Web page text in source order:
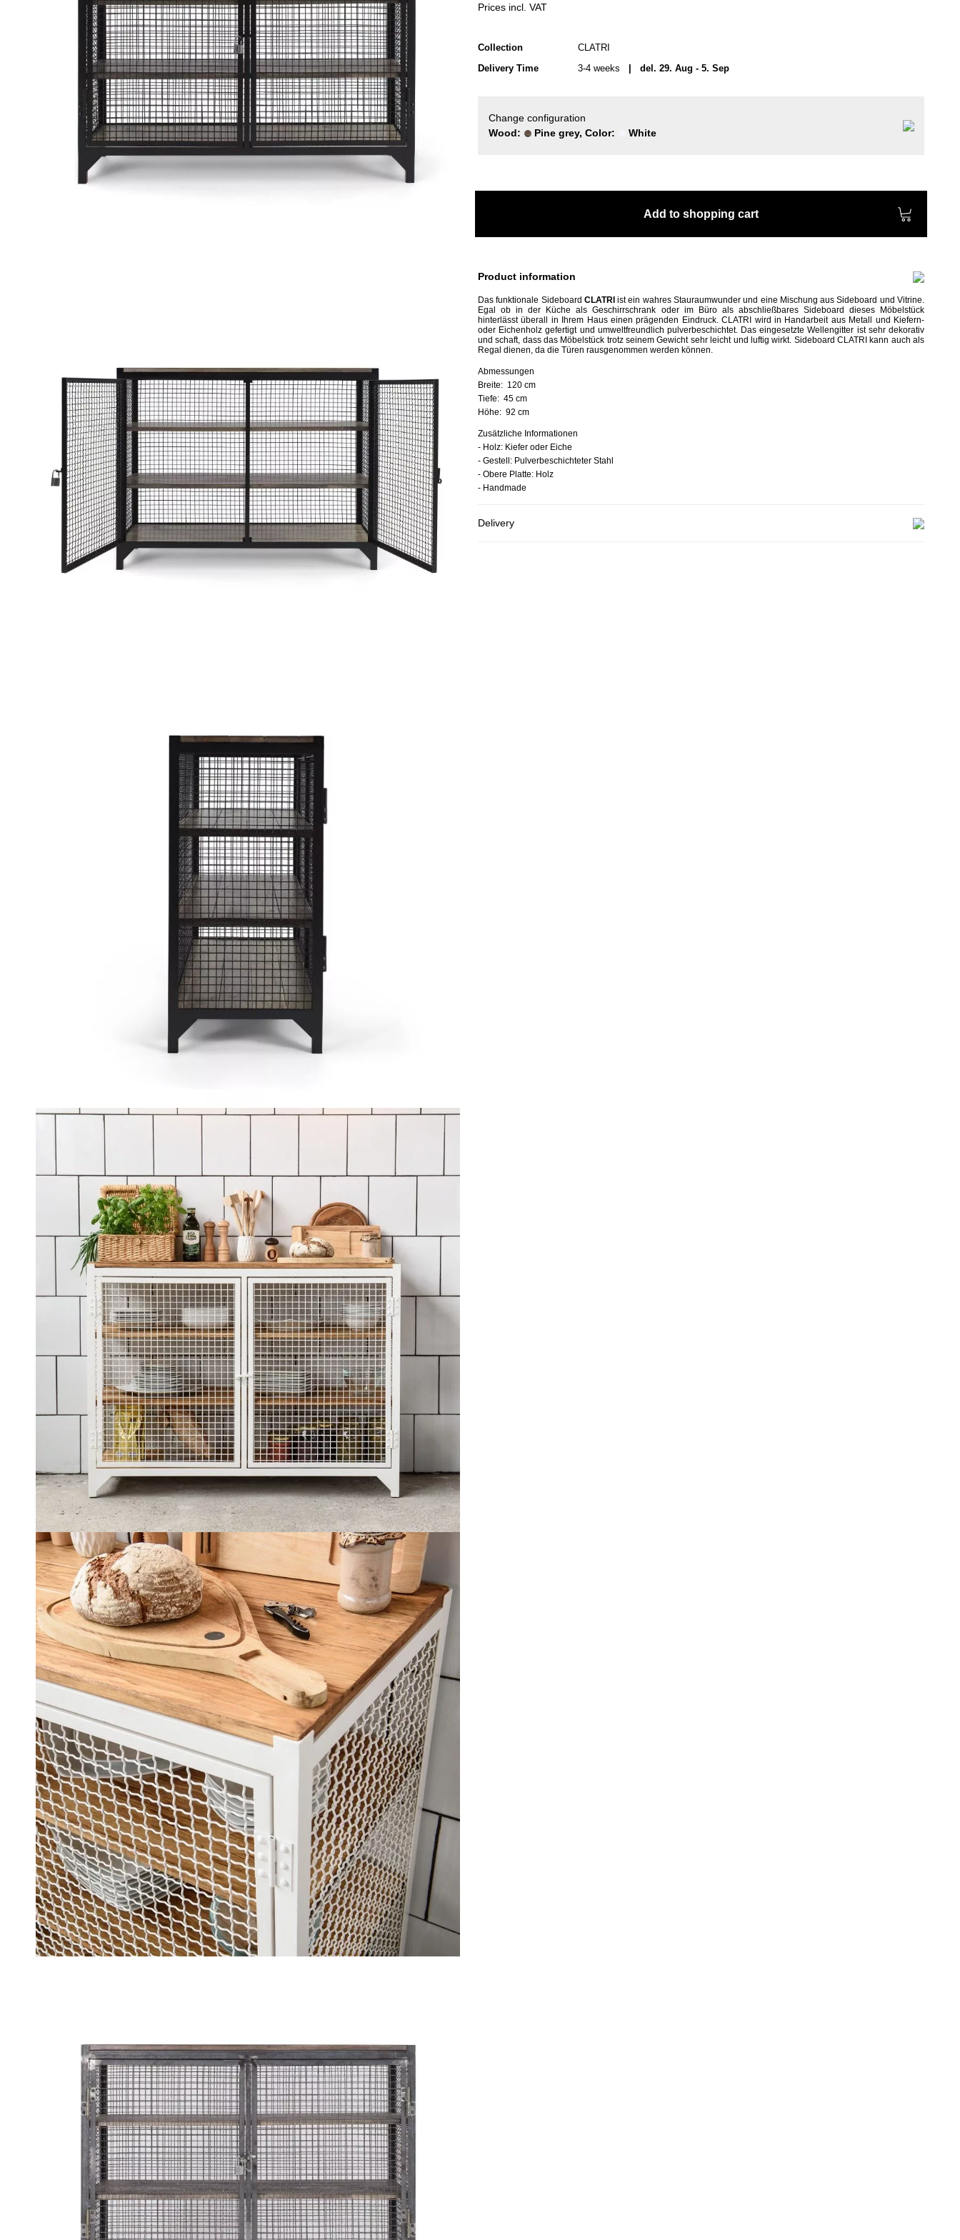
Prices incl. VAT
Collection
CLATRI
Delivery Time
3-4 weeks | del. 29. Aug - 5. Sep
Change configuration
Wood:
Pine grey, Color: White
Add to shopping cart
Product information
Das funktionale Sideboard CLATRI ist ein wahres Stauraumwunder und eine Mischung aus Sideboard und Vitrine.
Egal ob in der Küche als Geschirrschrank oder im Büro als abschließbares Sideboard dieses Möbelstück
hinterlässt überall in Ihrem Haus einen prägenden Eindruck. CLATRI wird in Handarbeit aus Metall und Kiefern-
oder Eichenholz gefertigt und umweltfreundlich pulverbeschichtet. Das eingesetzte Wellengitter ist sehr dekorativ
und schaft, dass das Möbelstück trotz seinem Gewicht sehr leicht und luftig wirkt. Sideboard CLATRI kann auch als
Regal dienen, da die Türen rausgenommen werden können.
Abmessungen
Breite: 120 cm
Tiefe: 45 cm
Höhe: 92 cm
Zusätzliche Informationen
- Holz: Kiefer oder Eiche
- Gestell: Pulverbeschichteter Stahl
- Obere Platte: Holz
- Handmade
Delivery